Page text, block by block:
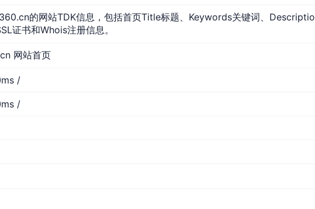
的网站TDK信息，包括首页Title标题、Keywords关键词、
证书和Whois注册信息。
网站首页
/
/